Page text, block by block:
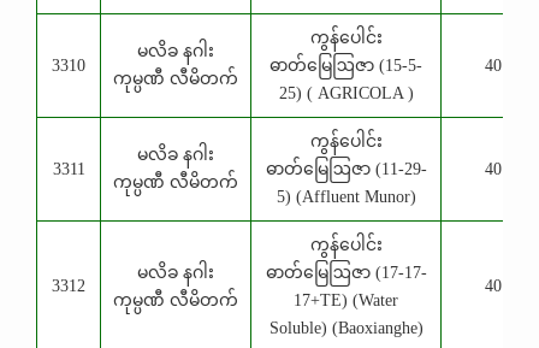
3310
မလိခ နဂါး
ကုမ္ပဏီ လီမိတက်
ကွန်ပေါင်း
ဓာတ်မြေဩဇာ (15-5-
25) ( AGRICOLA )
40 Kg
3311
မလိခ နဂါး
ကုမ္ပဏီ လီမိတက်
ကွန်ပေါင်း
ဓာတ်မြေဩဇာ (11-29-
5) (Affluent Munor)
40 Kg
3312
မလိခ နဂါး
ကုမ္ပဏီ လီမိတက်
ကွန်ပေါင်း
ဓာတ်မြေဩဇာ (17-17-
17+TE) (Water
Soluble) (Baoxianghe)
40 Kg